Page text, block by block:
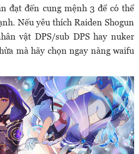
đạt đến cung mệnh 3 để có thể
Nếu yêu thích Raiden Shogun
vật DPS/sub DPS hay nuker
mà hãy chọn ngay nàng waifu